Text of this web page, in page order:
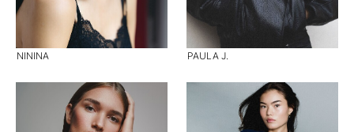
NININA PAULA J.